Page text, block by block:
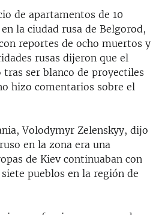
de apartamentos de 10
la ciudad rusa de Belgorod,
reportes de ocho muertos y
rusas dijeron que el
ser blanco de proyectiles
hizo comentarios sobre el
Volodymyr Zelenskyy, dijo
en la zona era una
de Kiev continuaban con
pueblos en la región de